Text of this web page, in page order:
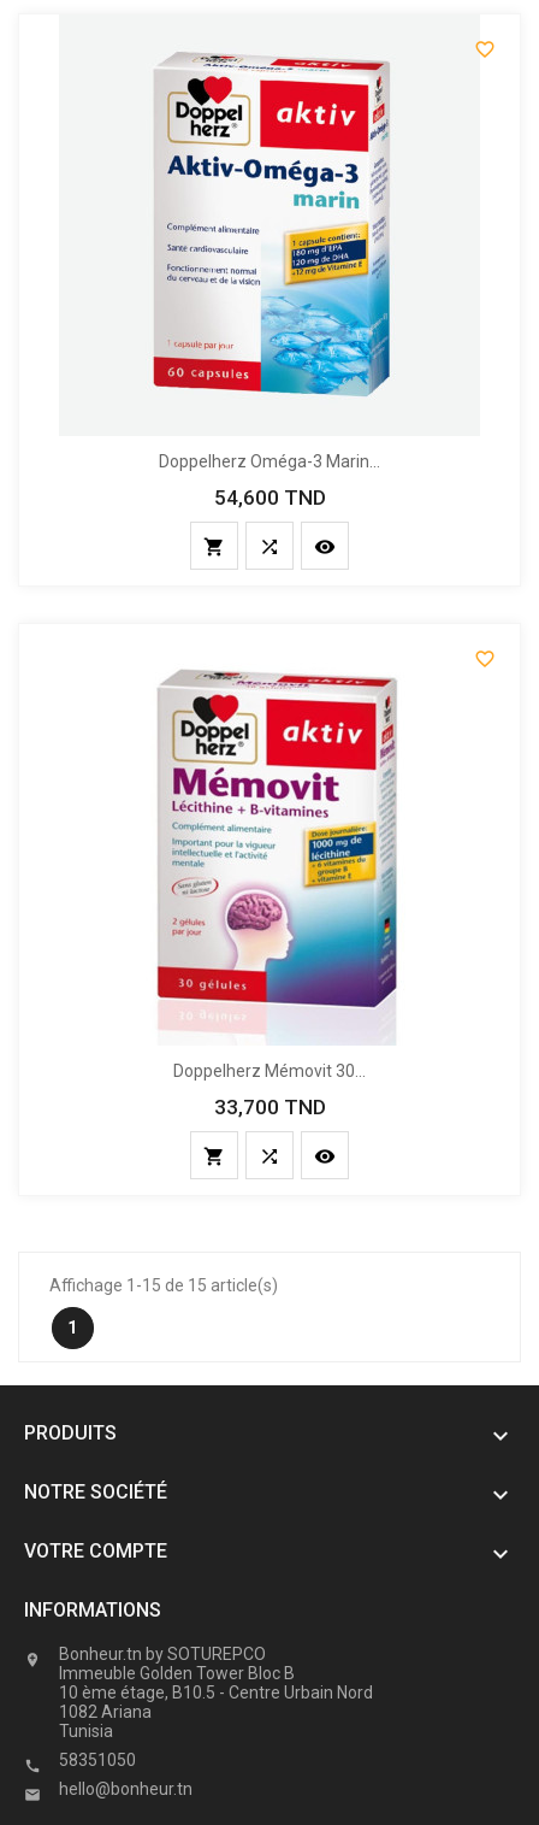

Doppelherz Oméga-3 Marin...
Prix
54,600 TND
  

Doppelherz Mémovit 30...
Prix
33,700 TND
  
Affichage 1-15 de 15 article(s)
1
PRODUITS 
NOTRE SOCIÉTÉ 
VOTRE COMPTE 
INFORMATIONS

Bonheur.tn by SOTUREPCO
Immeuble Golden Tower Bloc B
10 ème étage, B10.5 - Centre Urbain Nord
1082 Ariana
Tunisia
 58351050
 hello@bonheur.tn